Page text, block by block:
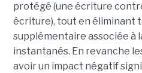
protégé (une écriture
écriture), tout en éliminant
supplémentaire associée à
instantanés. En revanche
avoir un impact négatif